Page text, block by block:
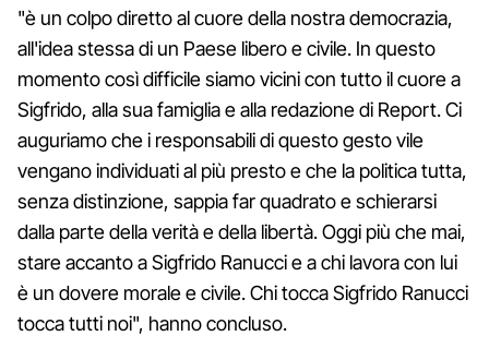
"è un colpo diretto al cuore della nostra democrazia,
all'idea stessa di un Paese libero e civile. In questo
momento così difficile siamo vicini con tutto il cuore a
Sigfrido, alla sua famiglia e alla redazione di Report. Ci
auguriamo che i responsabili di questo gesto vile
vengano individuati al più presto e che la politica tutta,
senza distinzione, sappia far quadrato e schierarsi
dalla parte della verità e della libertà. Oggi più che mai,
stare accanto a Sigfrido Ranucci e a chi lavora con lui
è un dovere morale e civile. Chi tocca Sigfrido Ranucci
tocca tutti noi", hanno concluso.